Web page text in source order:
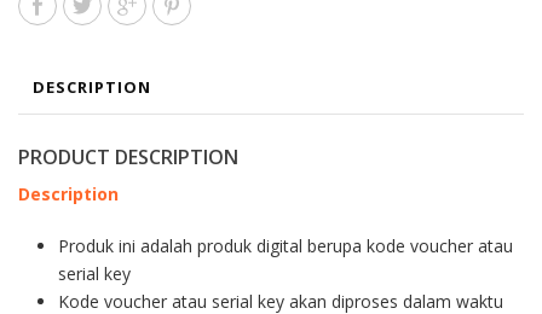
DESCRIPTION
PRODUCT DESCRIPTION
Description
Produk ini adalah produk digital berupa kode voucher atau
serial key
Kode voucher atau serial key akan diproses dalam waktu